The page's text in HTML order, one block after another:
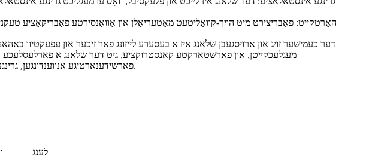
האַרטקייט: פאַבריצירט מיט הויך-קוואַליטעט מאַטעריאַלן און אַוואַנסירטע פאַבריקאַציע
דער כעמישער זויג און ארויסגעבן שלאנג איז א בעסערע לייזונג פאר זיכער און עפעקטיוו
מעגלעכקייטן, און פארשטארקטע קאנסטרוקציע, גיט דער שלאנג א פארלעסלעכע
פארשידענארטיגע אנווענדונגען, גרינגע אינסטאלירונג, און לאנג-דויערנדיקע הארטקייט מאכן עס אן אידעאלע ברירה פאר א ברייטע רייע פון ​​אינדוסטריעס.
לענג